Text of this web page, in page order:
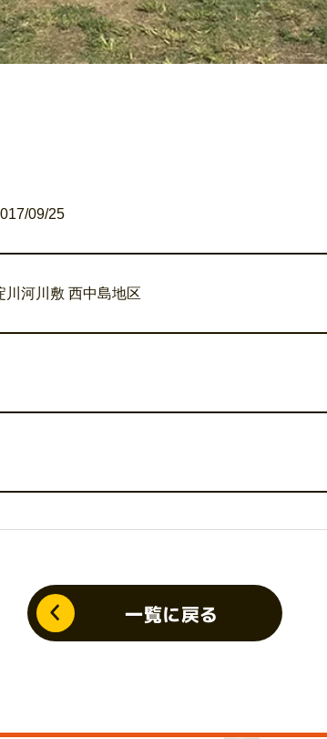
09/25
川河川敷 西中島地区
一覧に戻る